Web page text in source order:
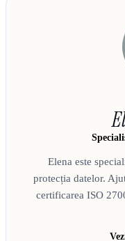
Elena este
protecția datelor.
certificarea ISO